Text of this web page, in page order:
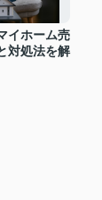
イホーム売
対処法を解